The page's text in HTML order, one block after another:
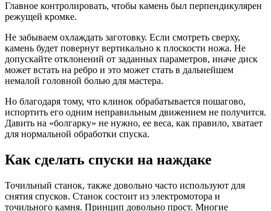
Главное контролировать, чтобы камень был перпендикулярен
режущей кромке.
Не забываем охлаждать заготовку. Если смотреть сверху,
камень будет повернут вертикально к плоскости ножа. Не
допускайте отклонений от заданных параметров, иначе диск
может встать на ребро и это может стать в дальнейшем
немалой головной болью для мастера.
Но благодаря тому, что клинок обрабатывается пошагово,
испортить его одним неправильным движением не получится.
Давить на «болгарку» не нужно, ее веса, как правило, хватает
для нормальной обработки спуска.
Как сделать спуски на наждаке
Точильный станок, также довольно часто используют для
снятия спусков. Станок состоит из электромотора и
точильного камня. Принцип довольно прост. Многие